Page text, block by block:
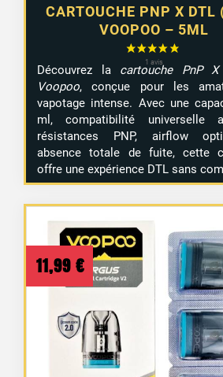
CARTOUCHE PNP X DTL
VOOPOO – 5ML
Découvrez la cartouche PnP
Voopoo, conçue pour les
vapotage intense. Avec une
ml, compatibilité universelle
résistances PNP, airflow
absence totale de fuite, cette
offre une expérience DTL sans
11,99 €